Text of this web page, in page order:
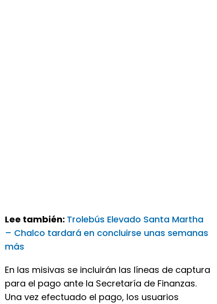
Lee también: Trolebús Elevado Santa Martha
– Chalco tardará en concluirse unas semanas
más
En las misivas se incluirán las líneas de captura
para el pago ante la Secretaría de Finanzas.
Una vez efectuado el pago, los usuarios